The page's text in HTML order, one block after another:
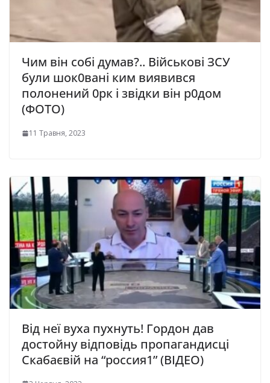
Чим він собі думав?.. Військові ЗСУ
були шок0вані ким виявився
полонений 0рк і звідки він р0дом
(ФОТО)
11 Травня, 2023
Від неї вуха пухнуть! Гордон дав
достойну відповідь пропагандисці
Скабаєвій на “россия1” (ВІДЕО)